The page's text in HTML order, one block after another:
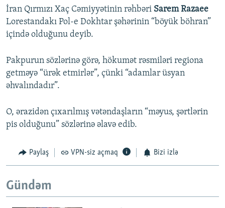
İran Qırmızı Xaç Cəmiyyətinin rəhbəri Sarem Razaee
Lorestandakı Pol-e Dokhtar şəhərinin “böyük böhran”
içində olduğunu deyib.
Pakpurun sözlərinə görə, hökumət rəsmiləri regiona
getməyə “ürək etmirlər”, çünki “adamlar üsyan
əhvalındadır”.
O, ərazidən çıxarılmış vətəndaşların “məyus, şərtlərin
pis olduğunu” sözlərinə əlavə edib.
Paylaş VPN-siz açmaq Bizi izlə
Gündəm